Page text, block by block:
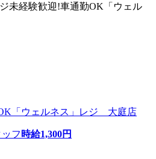
未経験歓迎!車通勤OK「ウェル
「ウェルネス」レジ 大庭店
フ 時給1,300円